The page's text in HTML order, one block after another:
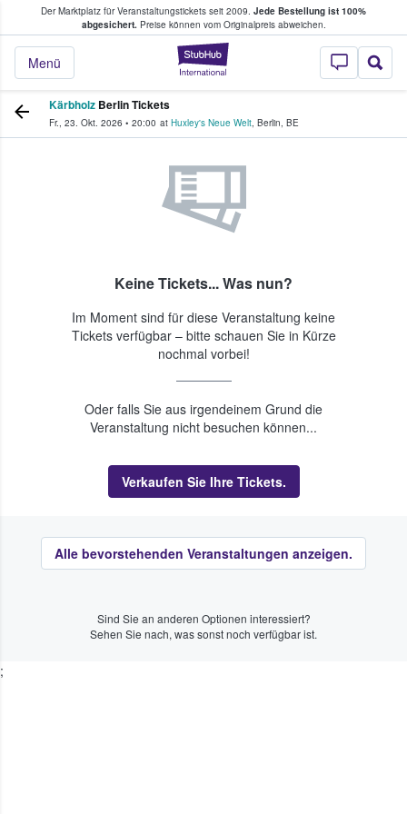
Der Marktplatz für Veranstaltungstickets seit 2009. Jede Bestellung ist 100%
abgesichert.Preise können vom Originalpreis abweichen.
StubHub - Wo
Menü
Tickets kaufen & verkaufen
Kärbholz Berlin Tickets
Fr., 23. Okt. 2026 • 20:00 at Huxley's Neue Welt, Berlin, BE
Keine Tickets... Was nun?
Im Moment sind für diese Veranstaltung keine
Tickets verfügbar – bitte schauen Sie in Kürze
nochmal vorbei!
Oder falls Sie aus irgendeinem Grund die
Veranstaltung nicht besuchen können...
Verkaufen Sie Ihre Tickets.
Alle bevorstehenden Veranstaltungen anzeigen.
Sind Sie an anderen Optionen interessiert?
Sehen Sie nach, was sonst noch verfügbar ist.
;